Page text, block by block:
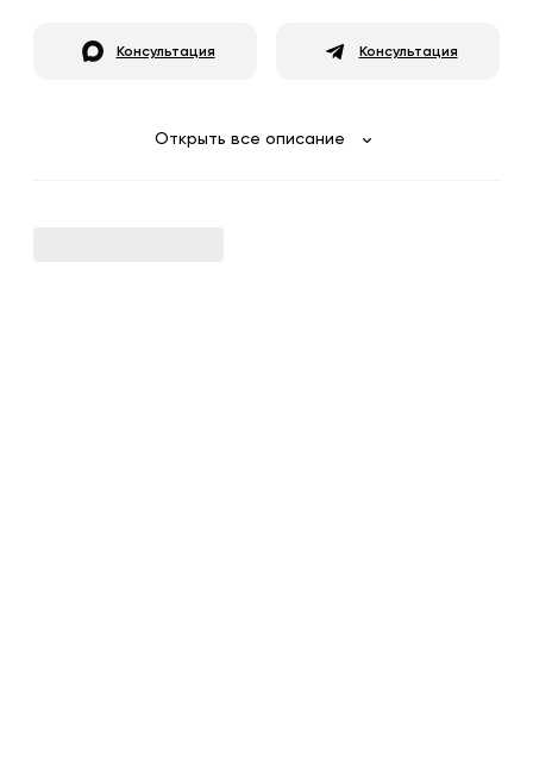
Консультация Консультация
Открыть все описание